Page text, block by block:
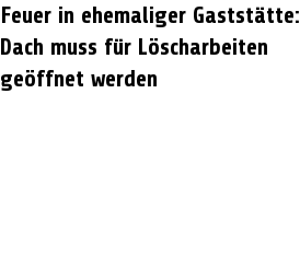
Feuer in ehemaliger Gaststätte:
Dach muss für Löscharbeiten
geöffnet werden